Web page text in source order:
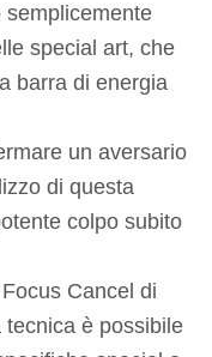
semplicemente
special art, che
barra di energia
un aversario
di questa
colpo subito
Cancel di
è possibile